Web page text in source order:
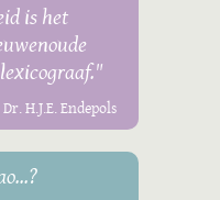
is het
Dr. H.J.E. Endepols